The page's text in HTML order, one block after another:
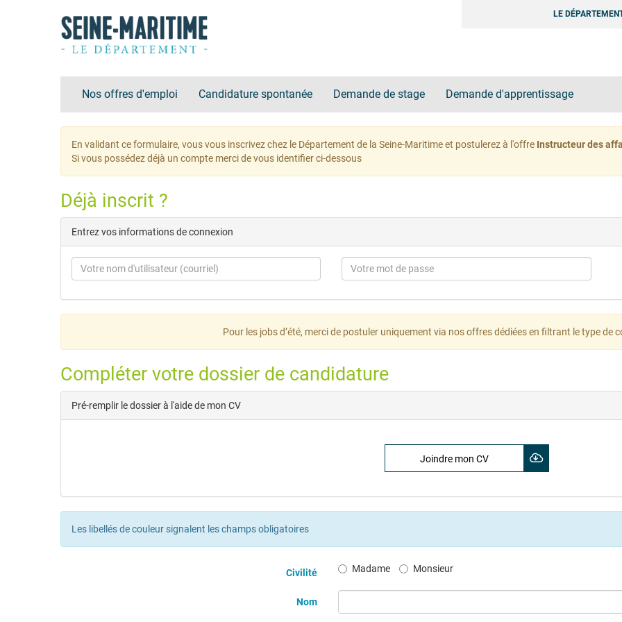
LE
Nos offres d'emploi Candidature spontanée Demande de stage Demande d'apprentissage
En validant ce formulaire, vous vous inscrivez chez le Département de la Seine-Maritime et postulerez à l'offre Instructeur des
Si vous possédez déjà un compte merci de vous identifier ci-dessous
Déjà inscrit ?
Entrez vos informations de connexion
Pour les jobs d’été, merci de postuler uniquement via nos offres dédiées en filtrant le type de
Compléter votre dossier de candidature
Pré-remplir le dossier à l'aide de mon CV
Joindre mon CV
Les libellés de couleur signalent les champs obligatoires
Civilité Madame Monsieur
Nom